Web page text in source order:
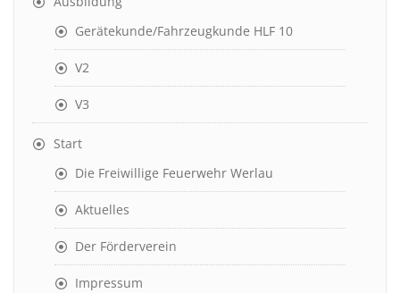
Gerätekunde/Fahrzeugkunde HLF 10
V2
V3
Start
Die Freiwillige Feuerwehr Werlau
Aktuelles
Der Förderverein
Impressum